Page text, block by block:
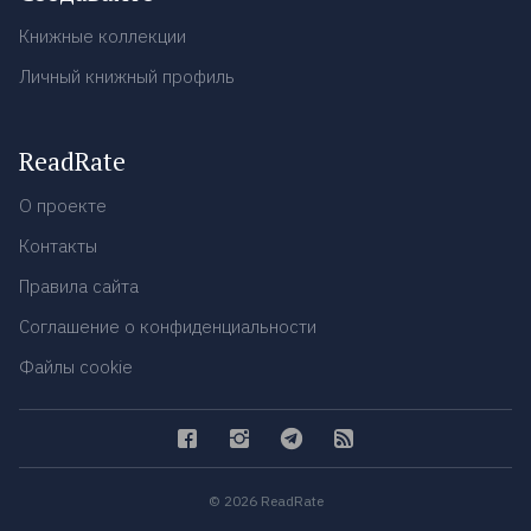
Книжные коллекции
Личный книжный профиль
ReadRate
О проекте
Контакты
Правила сайта
Соглашение о конфиденциальности
Файлы cookie
© 2026 ReadRate